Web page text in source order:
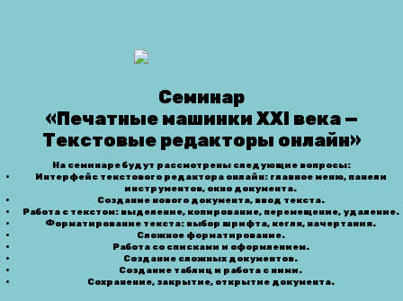
Семинар
«Печатные машинки XXI века —
Текстовые редакторы онлайн»
На семинаре будут рассмотрены следующие вопросы:
Интерфейс текстового редактора онлайн: главное меню, панели
инструментов, окно документа.
Создание нового документа, ввод текста.
Работа с текстом: выделение, копирование, перемещение, удаление.
Форматирование текста: выбор шрифта, кегля, начертания.
Сложное форматирование.
Работа со списками и оформлением.
Создание сложных документов.
Создание таблиц и работа с ними.
Сохранение, закрытие, открытие документа.